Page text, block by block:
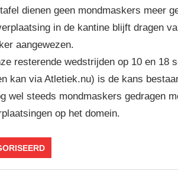
dienen geen mondmaskers meer
in de kantine blijft dragen
aangewezen.
resterende wedstrijden op 10 en 18
kan via Atletiek.nu) is de kans
wel steeds mondmaskers gedragen
op het domein.